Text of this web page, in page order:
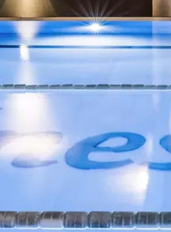
deinen Vertrag jederzeit
performen. Mit
Equipment passt sich
deine Community.
mehr Innovation